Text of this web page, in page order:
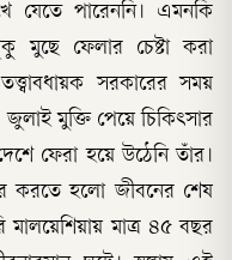
যেতে পারেননি। এমনকি
মুছে ফেলার চেষ্টা করা
সরকারের সময়
মুক্তি পেয়ে চিকিৎসার
ফেরা হয়ে উঠেনি তাঁর।
করতে হলো জীবনের শেষ
মালয়েশিয়ায় মাত্র ৪৫ বছর